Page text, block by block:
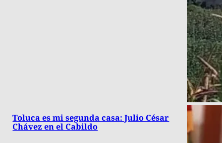
Toluca es mi segunda casa: Julio César
Chávez en el Cabildo